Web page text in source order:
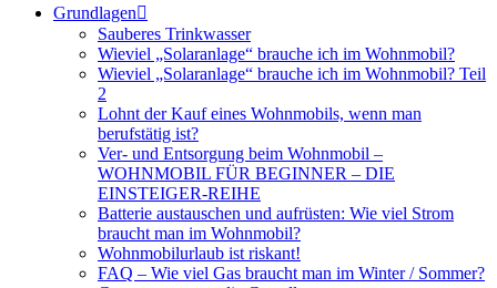
Grundlagen
Sauberes Trinkwasser
Wieviel „Solaranlage“ brauche ich im Wohnmobil?
Wieviel „Solaranlage“ brauche ich im Wohnmobil? Teil
2
Lohnt der Kauf eines Wohnmobils, wenn man
berufstätig ist?
Ver- und Entsorgung beim Wohnmobil –
WOHNMOBIL FÜR BEGINNER – DIE
EINSTEIGER-REIHE
Batterie austauschen und aufrüsten: Wie viel Strom
braucht man im Wohnmobil?
Wohnmobilurlaub ist riskant!
FAQ – Wie viel Gas braucht man im Winter / Sommer?